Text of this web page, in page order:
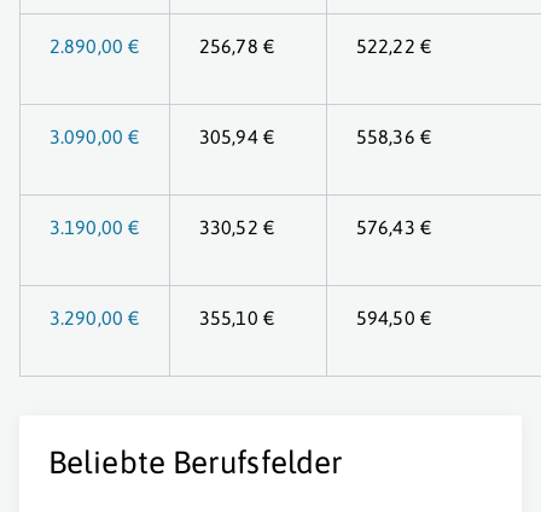
2.890,00 € 256,78 € 522,22 €
3.090,00 € 305,94 € 558,36 €
3.190,00 € 330,52 € 576,43 €
3.290,00 € 355,10 € 594,50 €
Beliebte Berufsfelder